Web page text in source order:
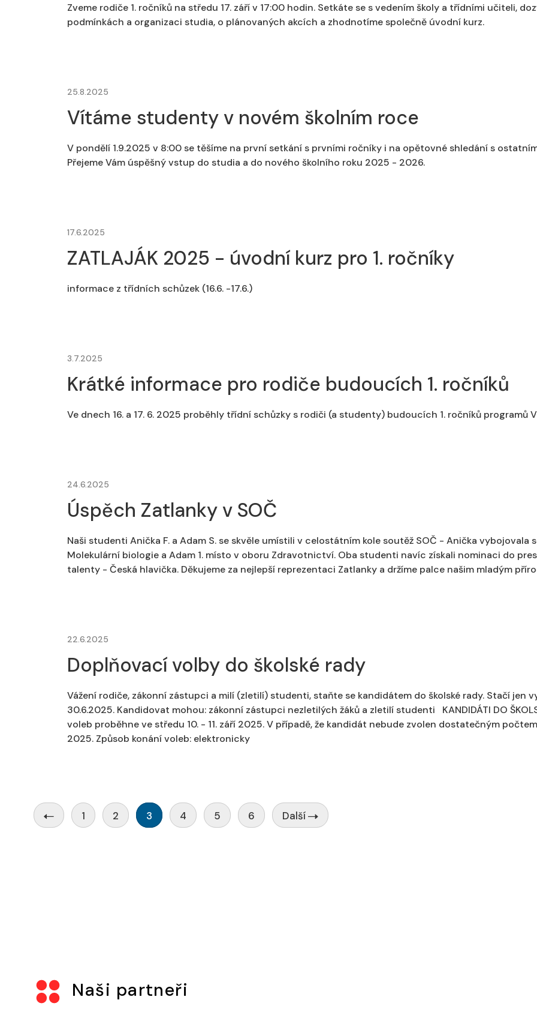
Zveme rodiče 1. ročníků na středu 17. září v 17:00 hodin. Setkáte se s vedením školy a třídními učiteli,
podmínkách a organizaci studia, o plánovaných akcích a zhodnotíme společně úvodní kurz.
25.8.2025
Vítáme studenty v novém školním roce
V pondělí 1.9.2025 v 8:00 se těšíme na první setkání s prvními ročníky i na opětovné shledání s
Přejeme Vám úspěšný vstup do studia a do nového školního roku 2025 - 2026.
17.6.2025
ZATLAJÁK 2025 - úvodní kurz pro 1. ročníky
informace z třídních schůzek (16.6. -17.6.)
3.7.2025
Krátké informace pro rodiče budoucích 1. ročníků
Ve dnech 16. a 17. 6. 2025 proběhly třídní schůzky s rodiči (a studenty) budoucích 1. ročníků programů
24.6.2025
Úspěch Zatlanky v SOČ
Naši studenti Anička F. a Adam S. se skvěle umístili v celostátním kole soutěž SOČ - Anička vybojovala
Molekulární biologie a Adam 1. místo v oboru Zdravotnictví. Oba studenti navíc získali nominaci do
talenty - Česká hlavička. Děkujeme za nejlepší reprezentaci Zatlanky a držíme palce našim mladým
22.6.2025
Doplňovací volby do školské rady
Vážení rodiče, zákonní zástupci a milí (zletilí) studenti, staňte se kandidátem do školské rady. Stačí jen
30.6.2025. Kandidovat mohou: zákonní zástupci nezletilých žáků a zletilí studenti KANDIDÁTI DO
voleb proběhne ve středu 10. - 11. září 2025. V případě, že kandidát nebude zvolen dostatečným
2025. Způsob konání voleb: elektronicky
1 2 3 4 5 6 Další
Naši partneři